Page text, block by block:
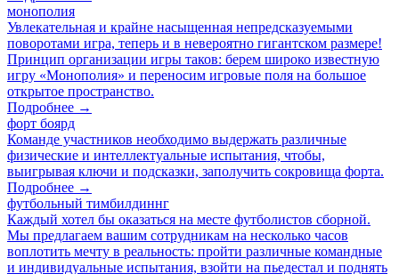
монополия
Увлекательная и крайне насыщенная непредсказуемыми
поворотами игра, теперь и в невероятно гигантском размере!
Принцип организации игры таков: берем широко известную
игру «Монополия» и переносим игровые поля на большое
открытое пространство.
Подробнее →
форт боярд
Команде участников необходимо выдержать различные
физические и интеллектуальные испытания, чтобы,
выигрывая ключи и подсказки, заполучить сокровища форта.
Подробнее →
футбольный тимбилдиннг
Каждый хотел бы оказаться на месте футболистов сборной.
Мы предлагаем вашим сотрудникам на несколько часов
воплотить мечту в реальность: пройти различные командные
и индивидуальные испытания, взойти на пьедестал и поднять